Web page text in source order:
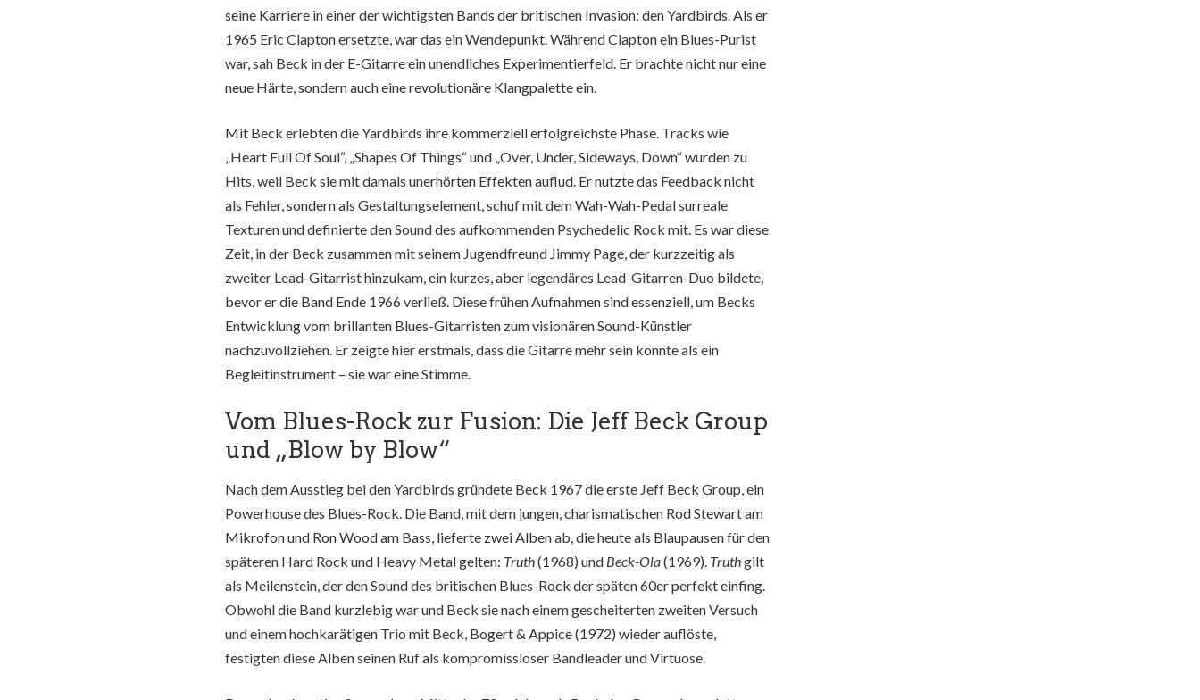
seine Karriere in einer der wichtigsten Bands der britischen Invasion: den Yardbirds. Als er
1965 Eric Clapton ersetzte, war das ein Wendepunkt. Während Clapton ein Blues-Purist
war, sah Beck in der E-Gitarre ein unendliches Experimentierfeld. Er brachte nicht nur eine
neue Härte, sondern auch eine revolutionäre Klangpalette ein.
Mit Beck erlebten die Yardbirds ihre kommerziell erfolgreichste Phase. Tracks wie
„Heart Full Of Soul“, „Shapes Of Things“ und „Over, Under, Sideways, Down“ wurden zu
Hits, weil Beck sie mit damals unerhörten Effekten auflud. Er nutzte das Feedback nicht
als Fehler, sondern als Gestaltungselement, schuf mit dem Wah-Wah-Pedal surreale
Texturen und definierte den Sound des aufkommenden Psychedelic Rock mit. Es war diese
Zeit, in der Beck zusammen mit seinem Jugendfreund Jimmy Page, der kurzzeitig als
zweiter Lead-Gitarrist hinzukam, ein kurzes, aber legendäres Lead-Gitarren-Duo bildete,
bevor er die Band Ende 1966 verließ. Diese frühen Aufnahmen sind essenziell, um Becks
Entwicklung vom brillanten Blues-Gitarristen zum visionären Sound-Künstler
nachzuvollziehen. Er zeigte hier erstmals, dass die Gitarre mehr sein konnte als ein
Begleitinstrument – sie war eine Stimme.
Vom Blues-Rock zur Fusion: Die Jeff Beck Group
und „Blow by Blow“
Nach dem Ausstieg bei den Yardbirds gründete Beck 1967 die erste Jeff Beck Group, ein
Powerhouse des Blues-Rock. Die Band, mit dem jungen, charismatischen Rod Stewart am
Mikrofon und Ron Wood am Bass, lieferte zwei Alben ab, die heute als Blaupausen für den
späteren Hard Rock und Heavy Metal gelten: Truth(1968) und Beck-Ola(1969). Truthgilt
als Meilenstein, der den Sound des britischen Blues-Rock der späten 60er perfekt einfing.
Obwohl die Band kurzlebig war und Beck sie nach einem gescheiterten zweiten Versuch
und einem hochkarätigen Trio mit Beck, Bogert & Appice (1972) wieder auflöste,
festigten diese Alben seinen Ruf als kompromissloser Bandleader und Virtuose.